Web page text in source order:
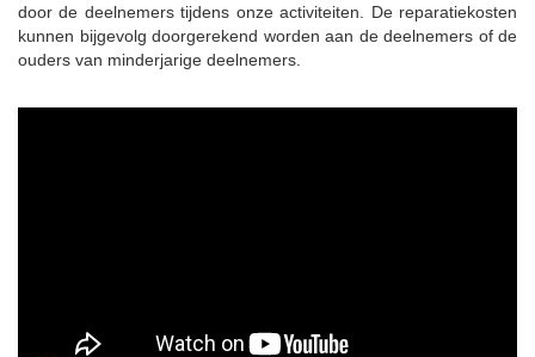
door de deelnemers tijdens onze activiteiten. De reparatiekosten
kunnen bijgevolg doorgerekend worden aan de deelnemers of de
ouders van minderjarige deelnemers.